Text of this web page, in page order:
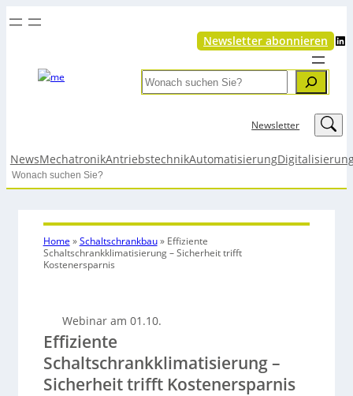
Newsletter abonnieren LinkedIn
Search
Newsletter LinkedIn
NewsMechatronikAntriebstechnikAutomatisierung
Search
Home »Schaltschrankbau» Effiziente
Schaltschrankklimatisierung – Sicherheit trifft
Kostenersparnis
Webinar am 01.10.
Effiziente
Schaltschrankklimatisierung –
Sicherheit trifft Kostenersparnis